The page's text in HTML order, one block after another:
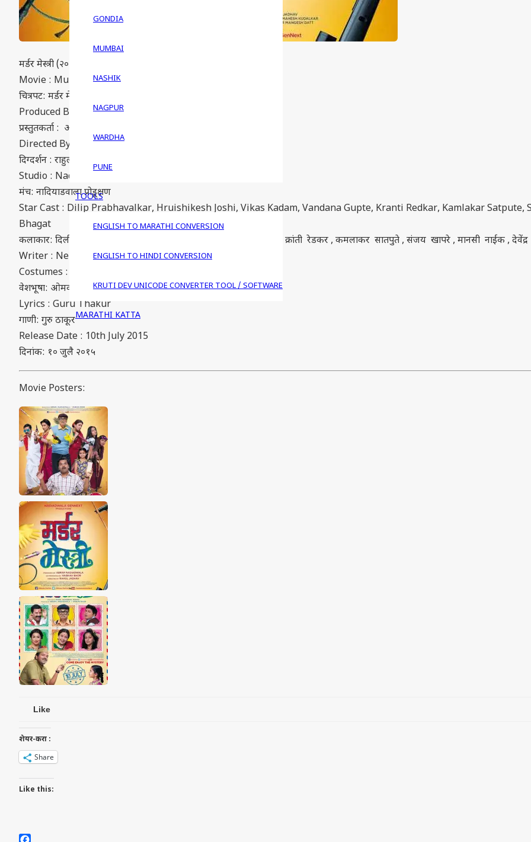
GONDIA
MUMBAI
NASHIK
NAGPUR
WARDHA
PUNE
TOOLS
ENGLISH TO MARATHI CONVERSION
ENGLISH TO HINDI CONVERSION
KRUTI DEV UNICODE CONVERTER TOOL / SOFTWARE
MARATHI KATTA
मर्डर मेस्त्री (२०१५) मराठी चित्रपट
Movie : Murder Mestri (2015)
चित्रपट: मर्डर मेस्त्री (२०१५)
Produced By : Abrar Nadiadwala
प्रस्तुतकर्ता : अब्रार नादियाडवाला
Directed By : Rahul Jadhav
दिग्दर्शन : राहुल जाधव
Studio : Nadiadwala Gennext Productions
मंच: नादियाडवाला प्रोडूक्षण
Star Cast : Dilip Prabhavalkar, Hruishikesh Joshi, Vikas Kadam, Vandana Gupte, Kranti Redkar, Kamlakar Satpute,
Bhagat
कलाकार: दिलीप प्रभावळकर , ह्रीशिकेश जोशी , विकास कदम , वंदना गुप्ते , क्रांती रेडकर , कमलाकर सातपुते , संजय खापरे , मानसी नाईक , देवेंद्र
Writer : Neha Kamat
Costumes : Omkar Mangesh Dutt.
वेशभूषा: ओमकार मंगेश दुत्त
Lyrics : Guru Thakur
गाणी: गुरु ठाकूर
Release Date : 10th July 2015
दिनांक: १० जुलै २०१५
Movie Posters:
Like
शेयर-करा :
Share
Like this: